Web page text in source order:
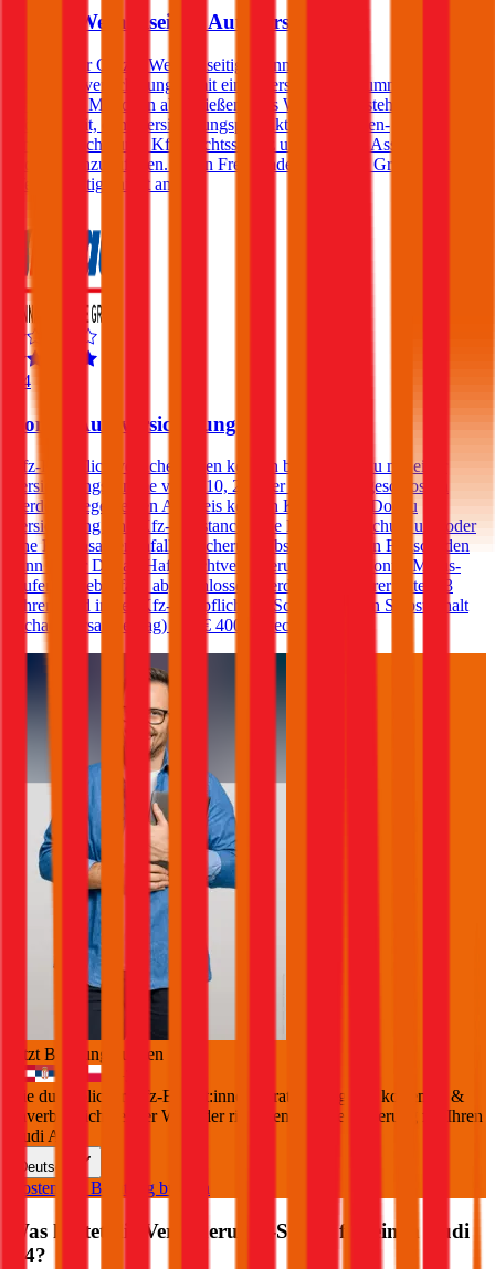
Grazer Wechselseitige Autoversicherung
Kunden der Grazer Wechselseitige können Kfz-
Haftpflichtversicherungen mit einer Versicherungssumme von € 10,
15 oder 20 Millionen abschließen. Des Weiteren besteht die
Möglichkeit, dem Versicherungsprodukt eine Insassen-
Unfallversicherung, Kfz-Rechtsschutz und/oder ein Assistance-
Produkt hinzuzufügen. Einen Freischaden bietet die Grazer
Wechselseitige nicht an.
4,4
Donau Autoversicherung
Kfz-Haftpflichtversicherungen können bei der Donau mit einer
Versicherungssumme von € 10, 20 oder 30 Mio. abgeschlossen
werden. Gegen einen Aufpreis können Kunden der Donau
Versicherung eine Kfz-Assistance, eine Kfz-Rechtsschutz und/oder
eine Kfz-Insassenunfallversicherung abschließen. Ein Freischaden
kann in der Donau-Haftpflichtversicherung in den Bonus-Malus-
Stufen 0-3 ebenfalls abgeschlossen werden. Für Fahrer unter 23
Jahren wird in der Kfz-Haftpflicht im Schadenfall ein Selbstbehalt
(Schadenersatzbeitrag) von € 400 verrechnet.
Jetzt Beratung buchen
+
Die durchblicker Kfz-Expert:innen beraten Sie gerne kostenlos &
unverbindlich bei der Wahl der richtigen Kfz-Versicherung für Ihren
Audi A4
Deutsch
Kostenlose Beratung buchen
Was kostet die Versicherungs-Steuer für einen
Audi
A4?